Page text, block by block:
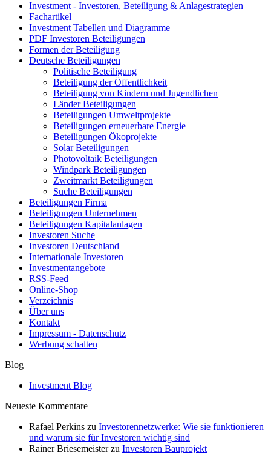
Investment - Investoren, Beteiligung & Anlagestrategien
Fachartikel
Investment Tabellen und Diagramme
PDF Investoren Beteiligungen
Formen der Beteiligung
Deutsche Beteiligungen
Politische Beteiligung
Beteiligung der Öffentlichkeit
Beteiligung von Kindern und Jugendlichen
Länder Beteiligungen
Beteiligungen Umweltprojekte
Beteiligungen erneuerbare Energie
Beteiligungen Ökoprojekte
Solar Beteiligungen
Photovoltaik Beteiligungen
Windpark Beteiligungen
Zweitmarkt Beteiligungen
Suche Beteiligungen
Beteiligungen Firma
Beteiligungen Unternehmen
Beteiligungen Kapitalanlagen
Investoren Suche
Investoren Deutschland
Internationale Investoren
Investmentangebote
RSS-Feed
Online-Shop
Verzeichnis
Über uns
Kontakt
Impressum - Datenschutz
Werbung schalten
Blog
Investment Blog
Neueste Kommentare
Rafael Perkins zu Investorennetzwerke: Wie sie funktionieren
und warum sie für Investoren wichtig sind
Rainer Briesemeisterzu Investoren Bauprojekt